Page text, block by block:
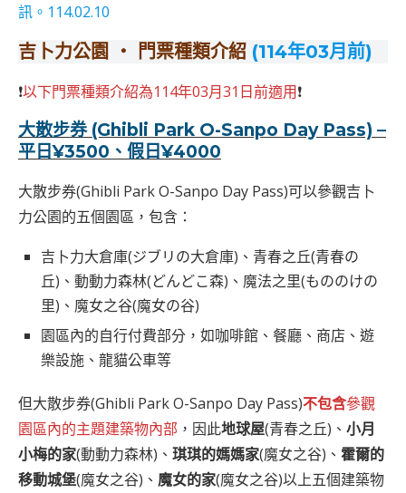
訊。114.02.10
吉卜力公園 ‧ 門票種類介紹 (114年03月前)
❗以下門票種類介紹為114年03月31日前適用❗
大散步券 (Ghibli Park O-Sanpo Day Pass) –
平日¥3500、假日¥4000
大散步券(Ghibli Park O-Sanpo Day Pass)可以參觀吉卜
力公園的五個園區，包含：
吉卜力大倉庫(ジブリの大倉庫)、青春之丘(青春の
丘)、動動力森林(どんどこ森)、魔法之里(もののけの
里)、魔女之谷(魔女の谷)
園區內的自行付費部分，如咖啡館、餐廳、商店、遊
樂設施、龍貓公車等
但大散步券(Ghibli Park O-Sanpo Day Pass)不包含參觀
園區內的主題建築物內部 ，因此地球屋(青春之丘)、 小月
小梅的家(動動力森林)、 琪琪的媽媽家(魔女之谷)、 霍爾的
移動城堡(魔女之谷)、 魔女的家(魔女之谷)以上五個建築物